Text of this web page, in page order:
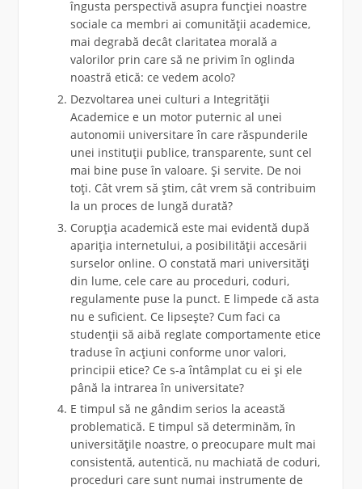
îngusta perspectivă asupra funcției noastre
sociale ca membri ai comunității academice,
mai degrabă decât claritatea morală a
valorilor prin care să ne privim în oglinda
noastră etică: ce vedem acolo?
Dezvoltarea unei culturi a Integrității
Academice e un motor puternic al unei
autonomii universitare în care răspunderile
unei instituții publice, transparente, sunt cel
mai bine puse în valoare. Și servite. De noi
toți. Cât vrem să știm, cât vrem să contribuim
la un proces de lungă durată?
Corupția academică este mai evidentă după
apariția internetului, a posibilității accesării
surselor online. O constată mari universități
din lume, cele care au proceduri, coduri,
regulamente puse la punct. E limpede că asta
nu e suficient. Ce lipsește? Cum faci ca
studenții să aibă reglate comportamente etice
traduse în acțiuni conforme unor valori,
principii etice? Ce s-a întâmplat cu ei și ele
până la intrarea în universitate?
E timpul să ne gândim serios la această
problematică. E timpul să determinăm, în
universitățile noastre, o preocupare mult mai
consistentă, autentică, nu machiată de coduri,
proceduri care sunt numai instrumente de